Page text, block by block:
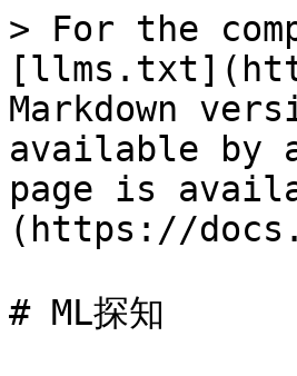
> For the
Markdown
available by
page is
(https://
# ML探知